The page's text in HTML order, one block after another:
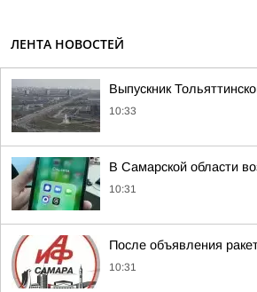
ЛЕНТА НОВОСТЕЙ
Выпускник
10:33
В Самарской области
10:31
После объявления
10:31